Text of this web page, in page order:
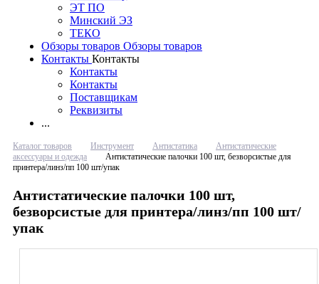
ЭT ПО
Минский ЭЗ
ТЕКО
Обзоры товаров Обзоры товаров
Контакты Контакты
Контакты
Контакты
Поставщикам
Реквизиты
...
Каталог товаров Инструмент Антистатика
Антистатические
аксессуары и одежда
Антистатические палочки 100 шт, безворсистые для
принтера/линз/пп 100 шт/упак
Антистатические палочки 100 шт,
безворсистые для принтера/линз/пп 100 шт/
упак